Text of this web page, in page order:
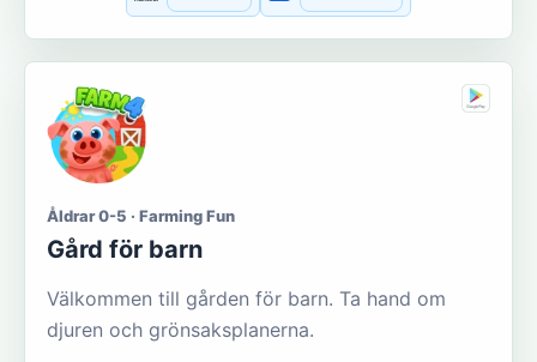
Åldrar 0-5 · Farming Fun
Gård för barn
Välkommen till gården för barn. Ta hand om
djuren och grönsaksplanerna.